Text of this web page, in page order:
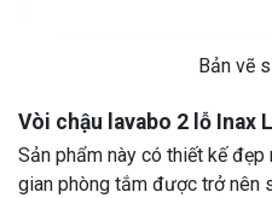
Bản vẽ
Vòi chậu lavabo 2 lỗ Inax
Sản phẩm này có thiết kế
gian phòng tắm được trở nên